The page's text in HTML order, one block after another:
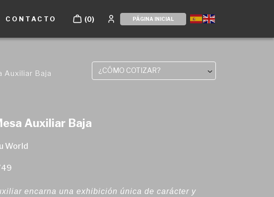
CONTACTO (0) PÁGINA INICIAL
Auxiliar Baja ¿CÓMO COTIZAR?
Auxiliar Baja
World
encarna una exhibición única de carácter y